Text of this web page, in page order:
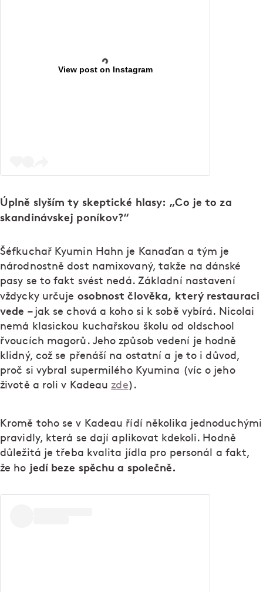
View post on Instagram
Úplně slyším ty skeptické hlasy: „Co je to za
skandinávskej poníkov?“
Šéfkuchař Kyumin Hahn je Kanaďan a tým je
národnostně dost namixovaný, takže na dánské
pasy se to fakt svést nedá. Základní nastavení
vždycky určuje osobnost člověka, který restauraci
vede – jak se chová a koho si k sobě vybírá. Nicolai
nemá klasickou kuchařskou školu od oldschool
řvoucích magorů. Jeho způsob vedení je hodně
klidný, což se přenáší na ostatní a je to i důvod,
proč si vybral supermilého Kyumina (víc o jeho
životě a roli v Kadeauzde).
Kromě toho se v Kadeau řídí několika jednoduchými
pravidly, která se dají aplikovat kdekoli. Hodně
důležitá je třeba kvalita jídla pro personál a fakt,
že ho jedí beze spěchu a společně.